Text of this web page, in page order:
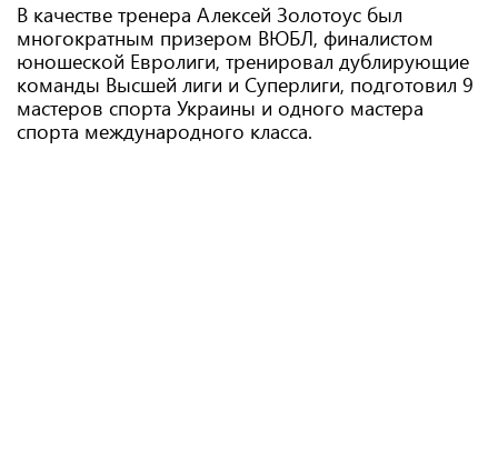
В качестве тренера Алексей Золотоус был
многократным призером ВЮБЛ, финалистом
юношеской Евролиги, тренировал дублирующие
команды Высшей лиги и Суперлиги, подготовил 9
мастеров спорта Украины и одного мастера
спорта международного класса.